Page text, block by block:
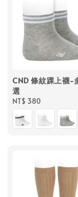
CND 條紋踝上襪-
選
Regular
price
NT$ 380